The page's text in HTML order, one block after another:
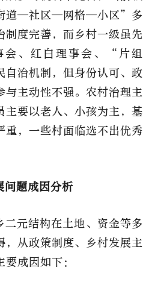
道—社区—网格—小区”多
制度完善，而乡村一级虽先
会、红白理事会、“片组
治机制，但身份认可、政
与主动性不强。农村治理主
主要以老人、小孩为主，基
重，一些村面临选不出优秀
问题成因分析
二元结构在土地、资金等多
，从政策制度、乡村发展主
成因如下：